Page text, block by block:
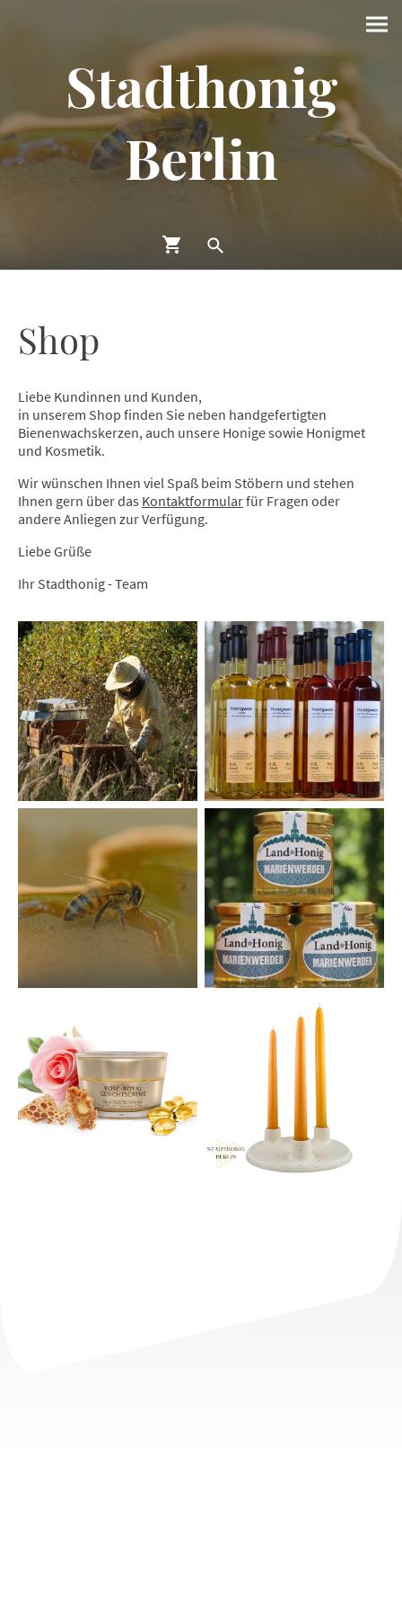
Stadthonig
Berlin
Shop
Liebe Kundinnen und Kunden,
in unserem Shop finden Sie neben handgefertigten
Bienenwachskerzen, auch unsere Honige sowie Honigmet
und Kosmetik.
Wir wünschen Ihnen viel Spaß beim Stöbern und stehen
Ihnen gern über das Kontaktformularfür Fragen oder
andere Anliegen zur Verfügung.
Liebe Grüße
Ihr Stadthonig - Team